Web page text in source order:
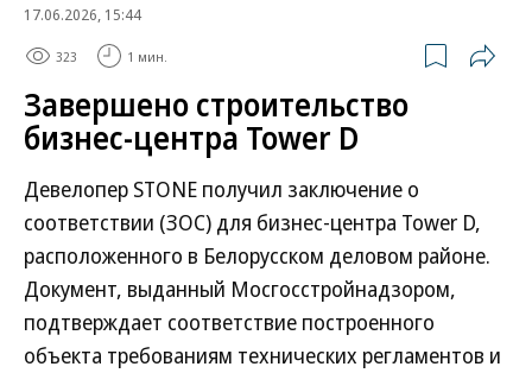
17.06.2026, 15:44
323 1 мин.
Завершено строительство
бизнес-центра Tower D
Девелопер STONE получил заключение о
соответствии (ЗОС) для бизнес-центра Tower D,
расположенного в Белорусском деловом районе.
Документ, выданный Мосгосстройнадзором,
подтверждает соответствие построенного
объекта требованиям технических регламентов и